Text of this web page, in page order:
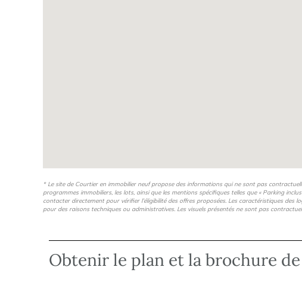
* Le site de Courtier en immobilier neuf propose des informations qui ne sont pas
programmes immobiliers, les lots, ainsi que les mentions spécifiques telles que « Parking
contacter directement pour vérifier l’éligibilité des offres proposées. Les caractéristiques
pour des raisons techniques ou administratives. Les visuels présentés ne sont pas
Obtenir le plan et la brochure